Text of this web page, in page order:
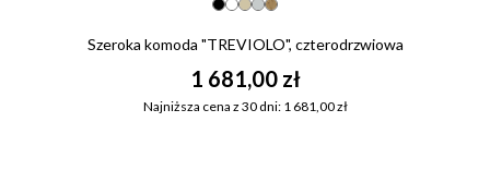
Szeroka komoda "TREVIOLO", czterodrzwiowa
1 681,00 zł
Najniższa cena z 30 dni: 1 681,00 zł